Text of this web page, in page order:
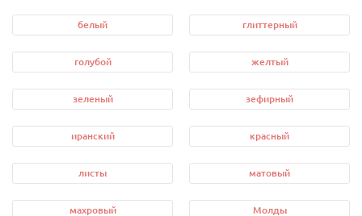
белый глиттерный
голубой желтый
зеленый зефирный
иранский красный
листы матовый
махровый Молды